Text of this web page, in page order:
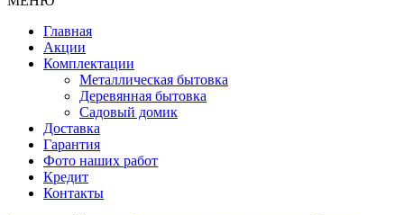
Главная
Акции
Комплектации
Металлическая бытовка
Деревянная бытовка
Садовый домик
Доставка
Гарантия
Фото наших работ
Кредит
Контакты